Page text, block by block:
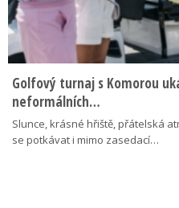
Golfový turnaj s Komorou
neformálních…
Slunce, krásné hřiště, přátelská
se potkávat i mimo zasedací…